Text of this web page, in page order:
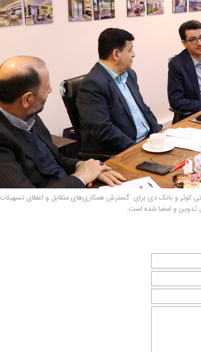
کوثر و بانک دی برای گسترش همکاری‌های متقابل و اعطای تسهیلات
تدوین و امضا شده است.